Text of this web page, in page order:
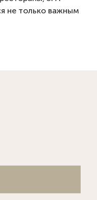
не только важным